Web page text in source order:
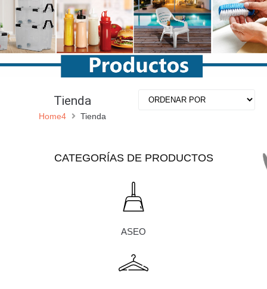
Tienda
Home4 Tienda
CATEGORÍAS DE PRODUCTOS
ASEO